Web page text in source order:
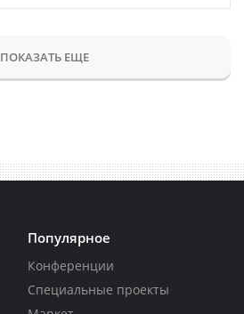
ПОКАЗАТЬ ЕЩЕ
Популярное
Конференции
Специальные проекты